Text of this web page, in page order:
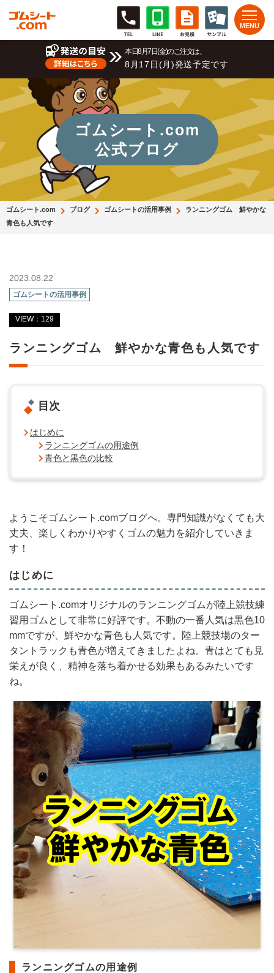
本日8月7日(金)のご注文は、
8月17日(月)発送予定です
ゴムシート.com
公式ブログ
ゴムシート.com ブログ ゴムシートの活用事例
ランニングゴム 鮮やかな
青色も人気です
2023.08.22
ゴムシートの活用事例
VIEW：129
ランニングゴム 鮮やかな青色も人気です
目次
はじめに
ランニングゴムの用途例
青色と黒色の比較
ようこそゴムシート.comブログへ。専門知識がなくても大
丈夫、楽しくわかりやすくゴムの魅力を紹介していきま
す！
はじめに
ゴムシート.comオリジナルのランニングゴムが陸上競技練
習用ゴムとして非常に好評です。不動の一番人気は黒色10
mmですが、鮮やかな青色も人気です。陸上競技場のター
タントラックも青色が増えてきましたよね。青はとても見
栄えが良く、精神を落ち着かせる効果もあるみたいです
ね。
ランニングゴムの用途例